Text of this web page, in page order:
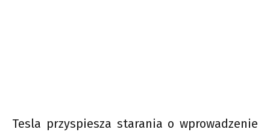
Tesla przyspiesza starania o wprowadzenie